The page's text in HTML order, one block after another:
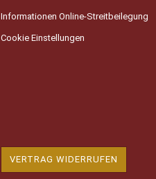
Informationen Online-Streitbeilegung
Cookie Einstellungen
VERTRAG WIDERRUFEN